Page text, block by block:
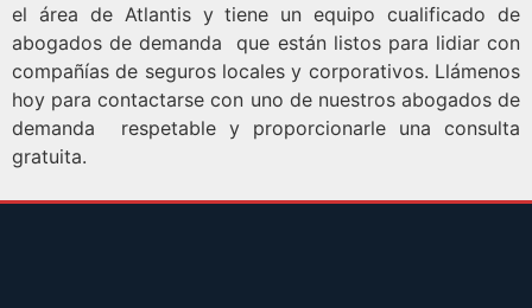
el área de Atlantis y tiene un equipo cualificado de
abogados de demanda que están listos para lidiar con
compañías de seguros locales y corporativos. Llámenos
hoy para contactarse con uno de nuestros abogados de
demanda respetable y proporcionarle una consulta
gratuita.